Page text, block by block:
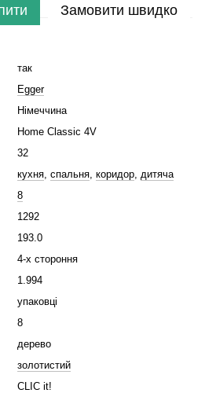
Замовити швидко
так
Egger
Німеччина
Home Classic 4V
32
кухня, спальня, коридор, дитяча
8
1292
193.0
4-х стороння
1.994
упаковці
8
дерево
золотистий
CLIC it!